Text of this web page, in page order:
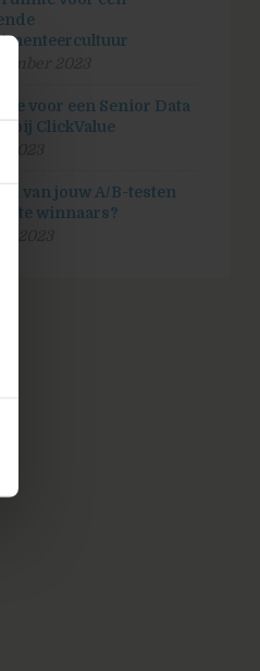
2023
voor een Senior Data
bij ClickValue
van jouw A/B-testen
winnaars?